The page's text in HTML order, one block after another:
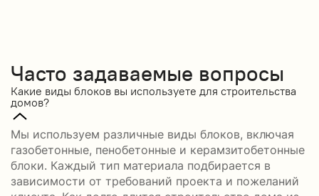
Часто задаваемые вопросы
Какие виды блоков вы используете для строительства
домов?
Мы используем различные виды блоков, включая
газобетонные, пенобетонные и керамзитобетонные
блоки. Каждый тип материала подбирается в
зависимости от требований проекта и пожеланий